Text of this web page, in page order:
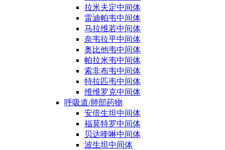
拉米夫定中间体
雷迪帕韦中间体
马拉维若中间体
奈韦拉平中间体
奥比他韦中间体
帕拉米韦中间体
索非布韦中间体
特拉匹韦中间体
维维罗克中间体
呼吸道/肺部药物
安倍生坦中间体
福莫特罗中间体
贝达喹啉中间体
波生坦中间体